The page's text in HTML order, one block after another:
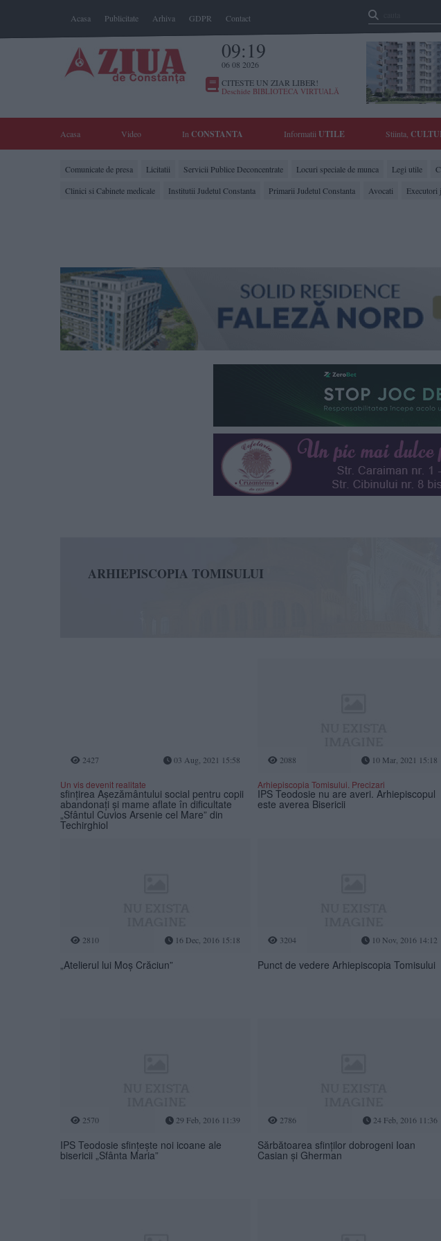
Acasa Publicitate Arhiva GDPR Contact
09:19
06 08 2026
CITESTE UN ZIAR LIBER!
Deschide BIBLIOTECA VIRTUALĂ
Acasa Video In CONSTANTA Informatii UTILE Stiinta,
Comunicate de presa Licitatii Servicii Publice Deconcentrate Locuri speciale de munca Legi utile
Clinici si Cabinete medicale
Institutii Judetul Constanta Primarii Judetul Constanta Avocati Executori
ARHIEPISCOPIA TOMISULUI
2427 03 Aug, 2021 15:58
Un vis devenit realitate
sfințirea Așezământului social pentru copii
abandonați și mame aflate în dificultate
„Sfântul Cuvios Arsenie cel Mare” din
Techirghiol
2088 10 Mar, 2021 15:18
Arhiepiscopia Tomisului. Precizari
IPS Teodosie nu are averi. Arhiepiscopul
este averea Bisericii
2810 16 Dec, 2016 15:18
„Atelierul lui Moș Crăciun”
3204 10 Nov, 2016 14:12
Punct de vedere Arhiepiscopia Tomisului
2570 29 Feb, 2016 11:39
IPS Teodosie sfințește noi icoane ale
bisericii „Sfânta Maria”
2786 24 Feb, 2016 11:36
Sărbătoarea sfinților dobrogeni Ioan
Casian și Gherman